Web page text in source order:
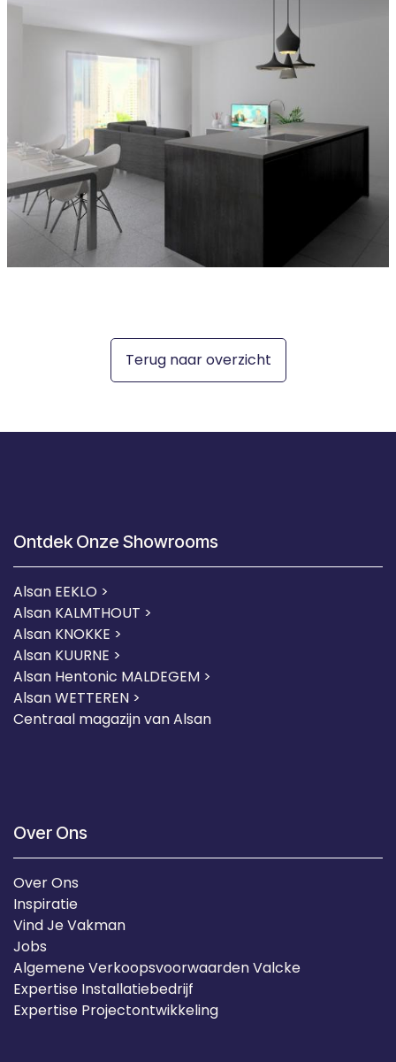
Terug naar overzicht
Ontdek Onze Showrooms
Alsan EEKLO >
Alsan KALMTHOUT >
Alsan KNOKKE >
Alsan KUURNE >
Alsan Hentonic MALDEGEM >
Alsan WETTEREN >
Centraal magazijn van Alsan
Over Ons
Over Ons
Inspiratie
Vind Je Vakman
Jobs
Algemene Verkoopsvoorwaarden Valcke
Expertise Installatiebedrijf
Expertise Projectontwikkeling